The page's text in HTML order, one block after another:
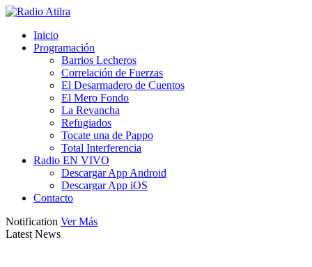
Inicio
Programación
Barrios Lecheros
Correlación de Fuerzas
El Desarmadero de Cuentos
El Mero Fondo
La Revancha
Refugiados
Tocate una de Pappo
Total Interferencia
Radio EN VIVO
Descargar App Android
Descargar App iOS
Contacto
Notification Ver Más
Latest News